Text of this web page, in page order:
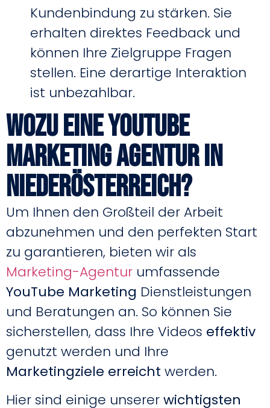
Kundenbindung zu stärken. Sie
erhalten direktes Feedback und
können Ihre Zielgruppe Fragen
stellen. Eine derartige Interaktion
ist unbezahlbar.
Wozu eine Youtube
Marketing Agentur in
Niederösterreich?
Um Ihnen den Großteil der Arbeit
abzunehmen und den perfekten Start
zu garantieren, bieten wir als
Marketing-Agentur umfassende
YouTube Marketing Dienstleistungen
und Beratungen an. So können Sie
sicherstellen, dass Ihre Videos effektiv
genutzt werden und Ihre
Marketingziele erreicht werden.
Hier sind einige unsererwichtigsten